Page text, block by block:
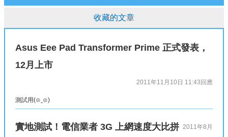
收藏的文章
Asus Eee Pad Transformer Prime 正式發表，
12月上市
2011年11月10日 11:43 回應
測試用(⊙ˍ⊙)
實地測試！電信業者 3G 上網速度大比拼 2011年8月